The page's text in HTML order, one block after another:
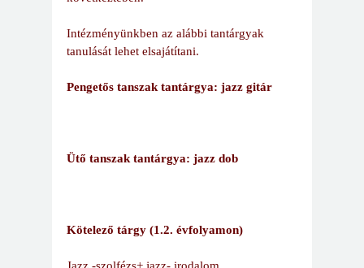
Intézményünkben az alábbi tantárgyak
tanulását lehet elsajátítani.
Pengetős tanszak tantárgya: jazz gitár
Ütő tanszak tantárgya: jazz dob
Kötelező tárgy (1.2. évfolyamon)
Jazz -szolfézs+ jazz- irodalom